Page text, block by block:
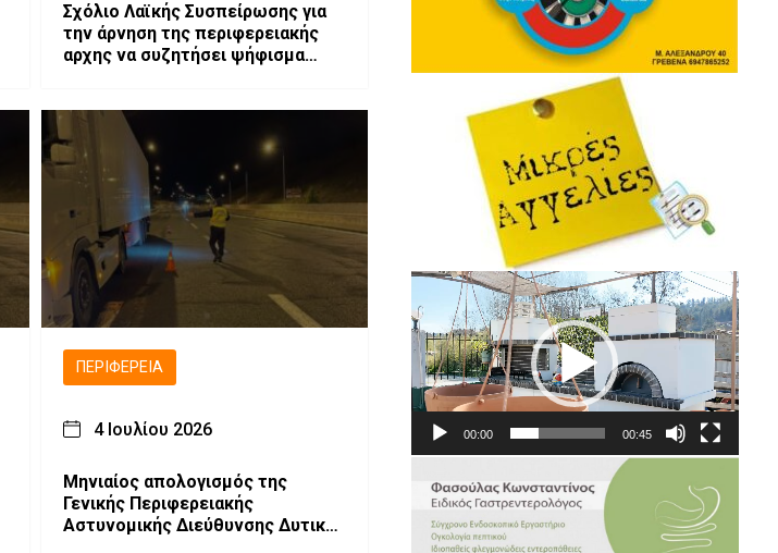
Σχόλιο Λαϊκής Συσπείρωσης για
την άρνηση της περιφερειακής
αρχης να συζητήσει ψήφισμα
ΠΕΡΙΦΈΡΕΙΑ
4 Ιουλίου 2026
Μηνιαίος απολογισμός της
Γενικής Περιφερειακής
Αστυνομικής Διεύθυνσης Δυτικής
Πρόγραμμα
Αναπαραγωγής
Βίντεο
00:00 00:45